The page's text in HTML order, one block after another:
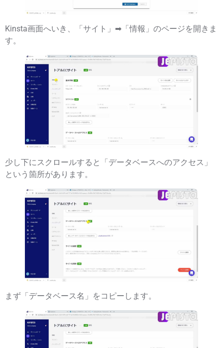
Kinsta画面へいき、「サイト」➡「情報」のページを開きま
す。
少し下にスクロールすると「データベースへのアクセス 」
という箇所があります。
まず「データベース名 」をコピーします。